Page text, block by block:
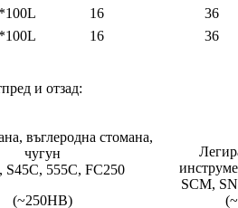
16
36
16 36
и отзад:
въглеродна стомана,
чугун
S45C, 555C, FC250
(~250HB)
SCM,